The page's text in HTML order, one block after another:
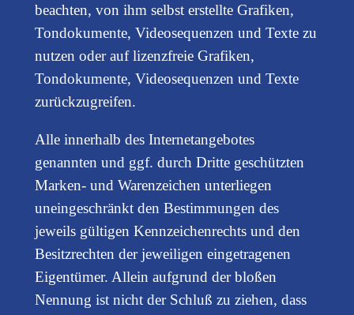
beachten, von ihm selbst erstellte Grafiken,
Tondokumente, Videosequenzen und Texte zu
nutzen oder auf lizenzfreie Grafiken,
Tondokumente, Videosequenzen und Texte
zurückzugreifen.
Alle innerhalb des Internetangebotes
genannten und ggf. durch Dritte geschützten
Marken- und Warenzeichen unterliegen
uneingeschränkt den Bestimmungen des
jeweils gültigen Kennzeichenrechts und den
Besitzrechten der jeweiligen eingetragenen
Eigentümer. Allein aufgrund der bloßen
Nennung ist nicht der Schluß zu ziehen, dass